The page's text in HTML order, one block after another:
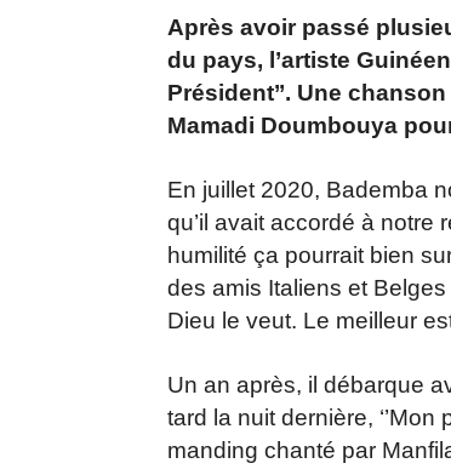
Après avoir passé
du pays, l’artiste
Président’’. Une
Mamadi Doumbouya
En juillet 2020, Bademba
qu’il avait accordé à notre
humilité ça pourrait bien
des amis Italiens et
Dieu le veut. Le meilleur
Un an après, il débarque
tard la nuit dernière, ‘’Mon
manding chanté par